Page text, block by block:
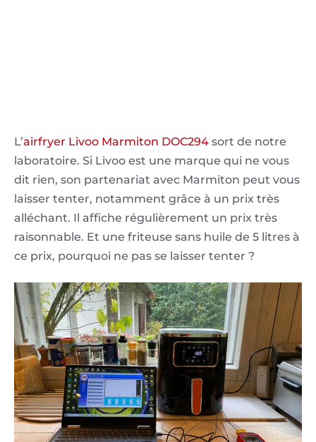
L’airfryer Livoo Marmiton DOC294 sort de notre
laboratoire. Si Livoo est une marque qui ne vous
dit rien, son partenariat avec Marmiton peut vous
laisser tenter, notamment grâce à un prix très
alléchant. Il affiche régulièrement un prix très
raisonnable. Et une friteuse sans huile de 5 litres à
ce prix, pourquoi ne pas se laisser tenter ?